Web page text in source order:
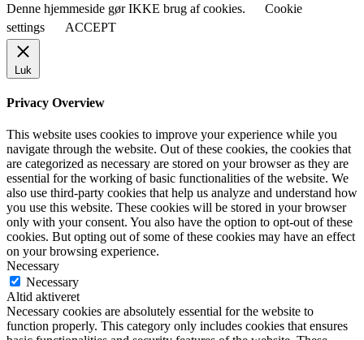
Denne hjemmeside gør IKKE brug af cookies.
Cookie
settings
ACCEPT
Luk
Privacy Overview
This website uses cookies to improve your experience while you
navigate through the website. Out of these cookies, the cookies that
are categorized as necessary are stored on your browser as they are
essential for the working of basic functionalities of the website. We
also use third-party cookies that help us analyze and understand how
you use this website. These cookies will be stored in your browser
only with your consent. You also have the option to opt-out of these
cookies. But opting out of some of these cookies may have an effect
on your browsing experience.
Necessary
Necessary
Altid aktiveret
Necessary cookies are absolutely essential for the website to
function properly. This category only includes cookies that ensures